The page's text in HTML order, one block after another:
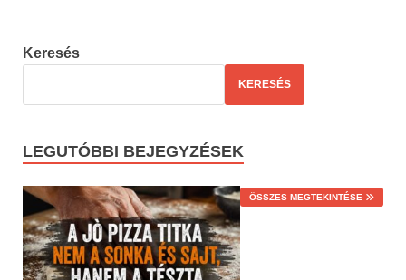
Keresés
KERESÉS
LEGUTÓBBI BEJEGYZÉSEK
ÖSSZES MEGTEKINTÉSE